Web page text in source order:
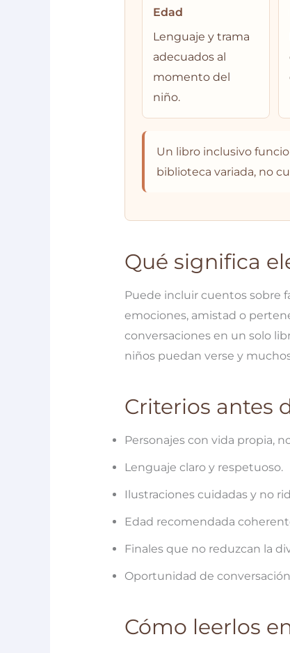
Edad
Lenguaje y trama
adecuados al
momento del
niño.
Un libro inclusivo
biblioteca variada, no
Qué significa
Puede incluir cuentos sobre
emociones, amistad o
conversaciones en un solo
niños puedan verse y
Criterios antes
Personajes con vida propia,
Lenguaje claro y respetuoso.
Ilustraciones cuidadas y no
Edad recomendada
Finales que no reduzcan la
Oportunidad de
Cómo leerlos